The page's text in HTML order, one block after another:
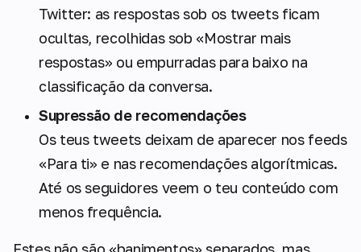
Twitter: as respostas sob os tweets ficam
ocultas, recolhidas sob «Mostrar mais
respostas» ou empurradas para baixo na
classificação da conversa.
Supressão de recomendações
Os teus tweets deixam de aparecer nos feeds
«Para ti» e nas recomendações algorítmicas.
Até os seguidores veem o teu conteúdo com
menos frequência.